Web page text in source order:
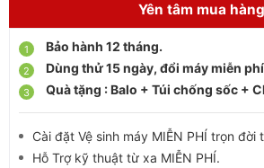
Yên tâm mua hàng
Bảo hành 12 tháng.
Dùng thử 15 ngày, đổi máy miễn
Quà tặng : Balo + Túi chống sốc +
Cài đặt Vệ sinh máy MIỄN PHÍ trọn đời
Hỗ Trợ kỹ thuật từ xa MIỄN PHÍ.